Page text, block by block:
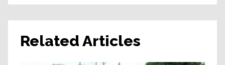
Related Articles